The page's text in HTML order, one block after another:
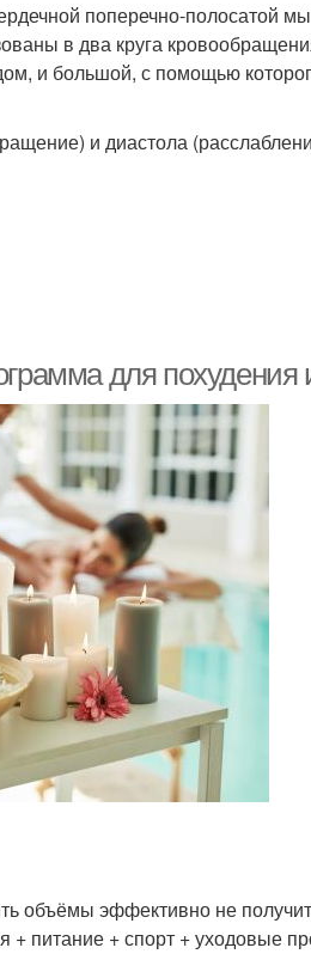
поперечно-полосатой
в два круга
и большой, с помощью
и диастола
для похудения
объёмы эффективно не
+ питание + спорт + уходовые